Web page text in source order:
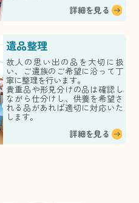
詳細を見る
遺品整理
故人の思い出の品を大切に扱
い、ご遺族のご希望に沿って丁
寧に整理を行います。
貴重品や形見分けの品は確認し
ながら仕分けし、供養を希望さ
れる品があれば適切に対応いた
します。
詳細を見る